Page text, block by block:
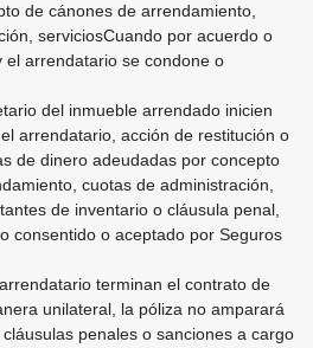
de cánones de arrendamiento,
serviciosCuando por acuerdo o
el arrendatario se condone o
del inmueble arrendado inicien
arrendatario, acción de restitución o
de dinero adeudadas por concepto
cuotas de administración,
de inventario o cláusula penal,
consentido o aceptado por Seguros
terminan el contrato de
unilateral, la póliza no amparará
penales o sanciones a cargo